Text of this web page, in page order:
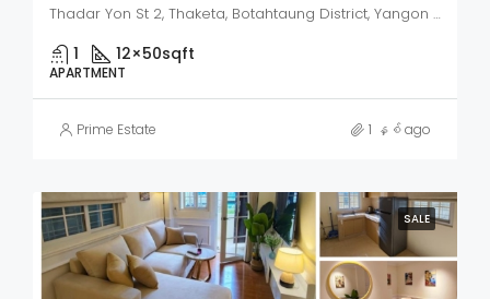
Thadar Yon St 2, Thaketa, Botahtaung District, Yangon City, Yangon, 11231, Myanmar
1 12×50sqft
APARTMENT
Prime Estate 1 နှစ် ago
SALE